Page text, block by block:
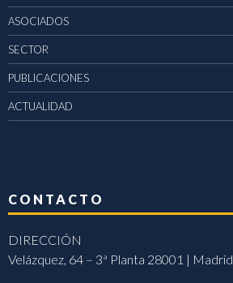
ASOCIADOS
SECTOR
PUBLICACIONES
ACTUALIDAD
CONTACTO
DIRECCIÓN
Velázquez, 64 – 3ª Planta 28001 | Madrid